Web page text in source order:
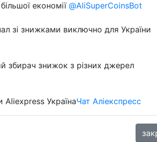
економії @AliSuperCoinsBot
зі знижками виключно для України
збирач знижок з різних джерел
Aliexpress УкраїнаЧат Аліекспресс